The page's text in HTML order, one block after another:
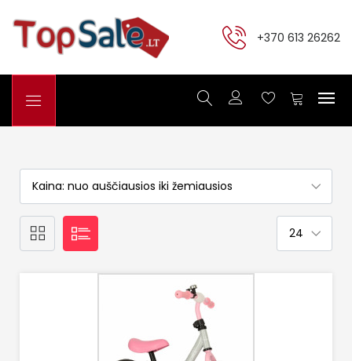
+370 613 26262